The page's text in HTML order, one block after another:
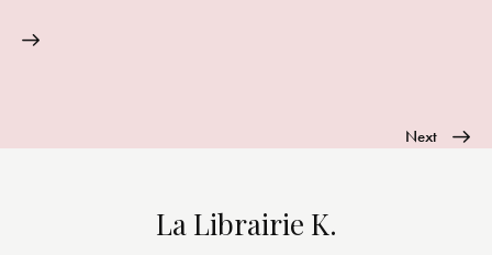
Next
La Librairie K.